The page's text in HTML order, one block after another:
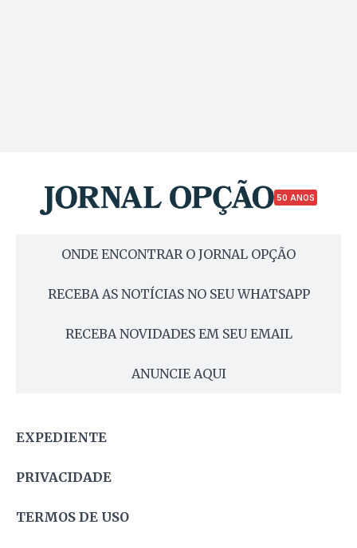
50 ANOS
ONDE ENCONTRAR O JORNAL OPÇÃO
RECEBA AS NOTÍCIAS NO SEU WHATSAPP
RECEBA NOVIDADES EM SEU EMAIL
ANUNCIE AQUI
EXPEDIENTE
PRIVACIDADE
TERMOS DE USO